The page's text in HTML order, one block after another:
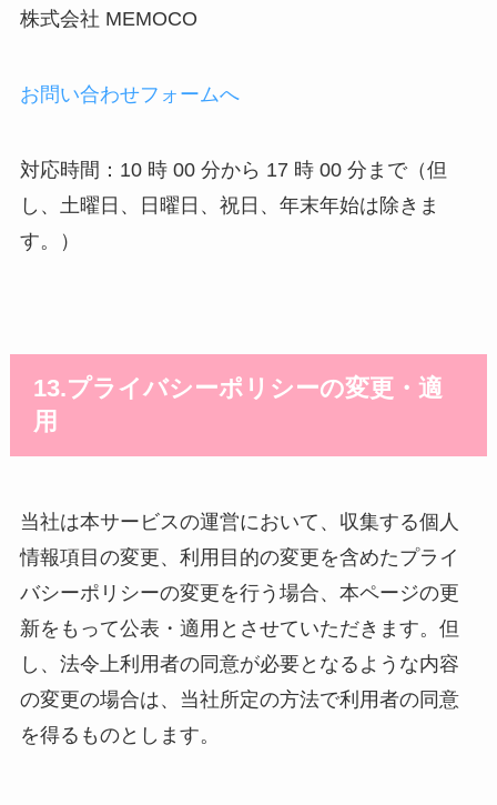
株式会社 MEMOCO
お問い合わせフォームへ
対応時間：10 時 00 分から 17 時 00 分まで（但
し、土曜日、日曜日、祝日、年末年始は除きま
す。）
13.プライバシーポリシーの変更・適
用
当社は本サービスの運営において、収集する個人
情報項目の変更、利用目的の変更を含めたプライ
バシーポリシーの変更を行う場合、本ページの更
新をもって公表・適用とさせていただきます。但
し、法令上利用者の同意が必要となるような内容
の変更の場合は、当社所定の方法で利用者の同意
を得るものとします。